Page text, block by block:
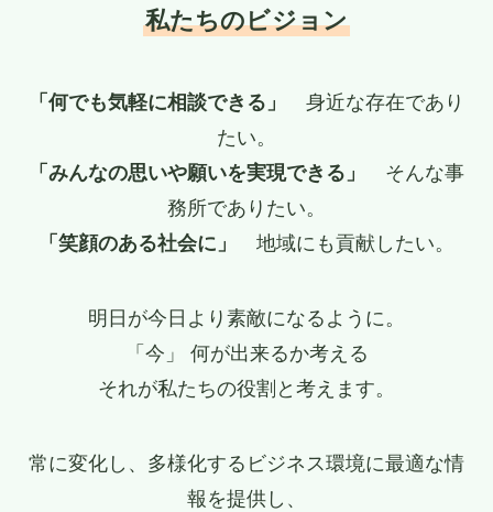
私たちのビジョン
「何でも気軽に相談できる」
身近な存在であり
たい。
「みんなの思いや願いを実現できる」
そんな事
務所でありたい。
「笑顔のある社会に」
地域にも貢献したい。
明日が今日より素敵になるように。
「今」 何が出来るか考える
それが私たちの役割と考えます。
常に変化し、多様化するビジネス環境に最適な情
報を提供し、